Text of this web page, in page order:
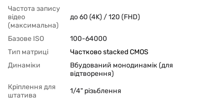
Частота запису
відео
(максимальна)
до 60 (4K) / 120 (FHD)
Базове ISO
100-64000
Тип матриці
Частково stacked CMOS
Динаміки
Вбудований монодинамік (для
відтворення)
Кріплення для
штатива
1/4" різьблення